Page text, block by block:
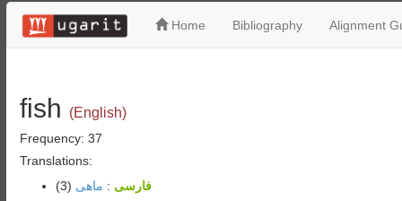
Home Bibliography Alignment
fish (English)
Frequency: 37
Translations:
فارسی : ماهی (3)